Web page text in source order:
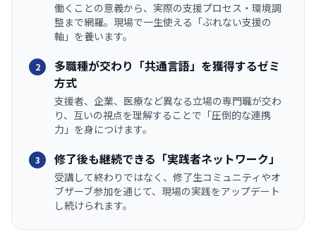
働くことの意義から、実際の支援プロセス・環境調
整まで網羅。現場で一生使える「ぶれない支援の
軸」を養います。
2
多職種が交わり「共通言語」を獲得するゼミ
方式
支援者、企業、医療など異なる立場の専門職が交わ
り、互いの視点を理解することで「圧倒的な連携
力」を身につけます。
3 修了後も継続できる「実践者ネットワーク」
受講して終わりではなく、修了生コミュニティやオ
ブザーブ参加を通じて、現場の実践をアップデート
し続けられます。